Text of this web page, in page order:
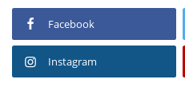
Facebook
Instagram